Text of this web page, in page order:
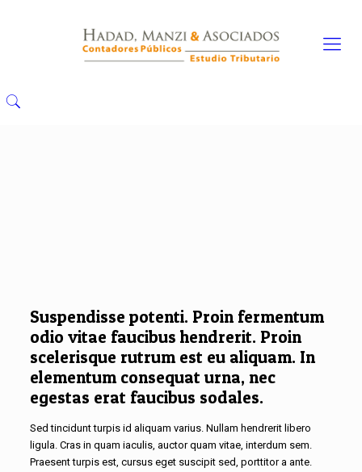
Suspendisse potenti. Proin fermentum
odio vitae faucibus hendrerit. Proin
scelerisque rutrum est eu aliquam. In
elementum consequat urna, nec
egestas erat faucibus sodales.
Sed tincidunt turpis id aliquam varius. Nullam hendrerit libero
ligula. Cras in quam iaculis, auctor quam vitae, interdum sem.
Praesent turpis est, cursus eget suscipit sed, porttitor a ante.